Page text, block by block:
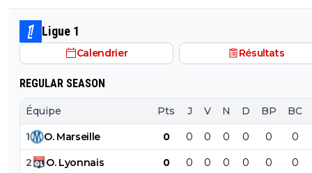
mais pouvant aussi se projeter devant et accompagner
Merah et/ou Fofana
Ligue 1
Calendrier Résultats
REGULAR SEASON
Équipe Pts J V N D BP BC
1 O. Marseille 0 0 0 0 0 0 0
2 O. Lyonnais 0 0 0 0 0 0 0